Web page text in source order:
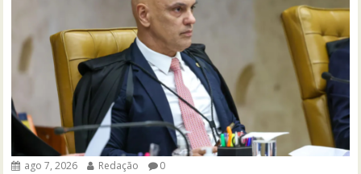
ago 7, 2026 Redação 0